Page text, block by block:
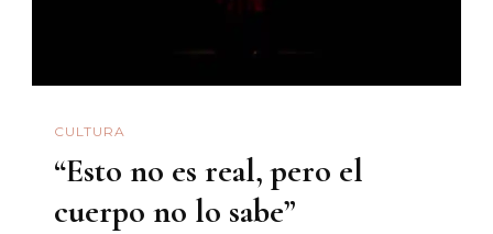
CULTURA
“Esto no es real, pero el
cuerpo no lo sabe”